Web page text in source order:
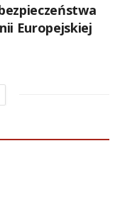
Europejskiej